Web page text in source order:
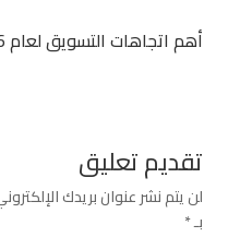
أهم اتجاهات التسويق لعام 2026 وكيف تستفيد منها
تقديم تعليق
لن يتم نشر عنوان بريدك
بـ*